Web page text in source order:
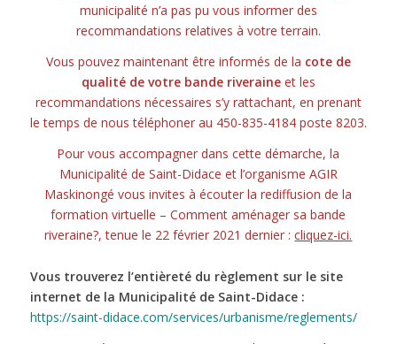
municipalité n’a pas pu vous informer des
recommandations relatives à votre terrain.
Vous pouvez maintenant être informés de la cote de
qualité de votre bande riveraineet les
recommandations nécessaires s’y rattachant, en prenant
le temps de nous téléphoner au 450-835-4184 poste 8203.
Pour vous accompagner dans cette démarche, la
Municipalité de Saint-Didace et l’organisme AGIR
Maskinongé vous invites à écouter la rediffusion de la
formation virtuelle – Comment aménager sa bande
riveraine?, tenue le 22 février 2021 dernier :cliquez-ici.
Vous trouverez l’entièreté du règlement sur le site
internet de la Municipalité de Saint-Didace :
https://saint-didace.com/services/urbanisme/reglements/